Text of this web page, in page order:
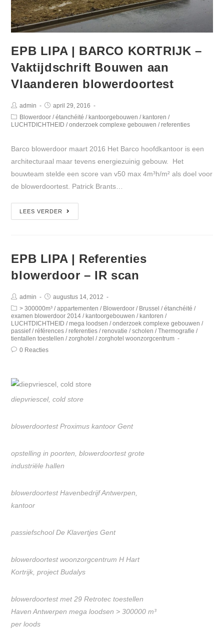
EPB LIPA | BARCO KORTRIJK –
Vaktijdschrift Bouwen aan
Vlaanderen blowerdoortest
admin
april 29, 2016
Blowerdoor / étanchéité / kantoorgebouwen / kantoren /
LUCHTDICHTHEID / onderzoek complexe gebouwen / referenties
Barco blowerdoor maart 2016 Het Barco hoofdkantoor is een
architecturaal maar tevens energiezuinig gebouw. Het
bouwteam stelde een score van v50 max 4m³h/m² als doel voor
de blowerdoortest. Patrick Brants…
LEES VERDER
EPB LIPA | Referenties
blowerdoor – IR scan
admin
augustus 14, 2012
> 300000m³ / appartementen / Blowerdoor / Brussel / étanchéité /
examen blowerdoor 2014 / kantoorgebouwen / kantoren /
LUCHTDICHTHEID / mega loodsen / onderzoek complexe gebouwen /
passief / références / referenties / renovatie / scholen / Thermografie /
tientallen toestellen / zorghotel / zorghotel woonzorgcentrum
0 Reacties
diepvriescel, cold store
blowerdoortest Proximus kantoor Gent
opstelling in poorten, blowerdoortest grote
industriële hallen
blowerdoortest Havenbedrijf Antwerpen,
kantoor
passiefschool De Klavertjes Gent
blowerdoortest woonzorgcentrum H Hart
Kortrijk, project Budalys
blowerdoortest met 29 Retrotec toestellen
Haven Antwerpen mega loodsen > 300000 m³
per loods